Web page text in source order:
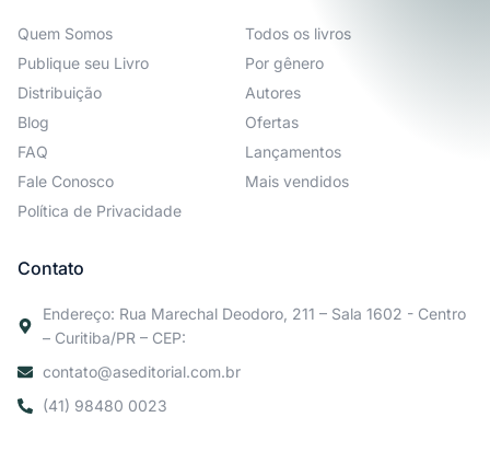
Quem Somos
Publique seu Livro
Distribuição
Blog
FAQ
Fale Conosco
Política de Privacidade
Todos os livros
Por gênero
Autores
Ofertas
Lançamentos
Mais vendidos
Contato
Endereço: Rua Marechal Deodoro, 211 – Sala 1602 - Centro
– Curitiba/PR – CEP:
contato@aseditorial.com.br
(41) 98480 0023